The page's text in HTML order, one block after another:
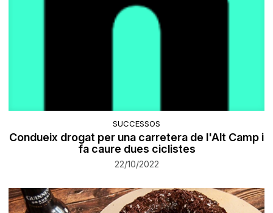
SUCCESSOS
Condueix drogat per una carretera de l'Alt Camp i
fa caure dues ciclistes
22/10/2022